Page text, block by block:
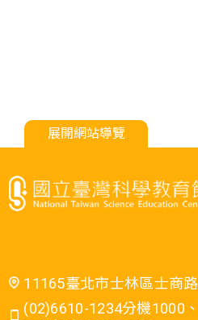
展開網站導覽
11165臺北市士林區士商
(02)6610-1234分機1000